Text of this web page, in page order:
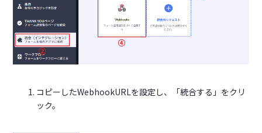
コピーしたWebhookURLを設定し、「統合する」をクリ
ック。